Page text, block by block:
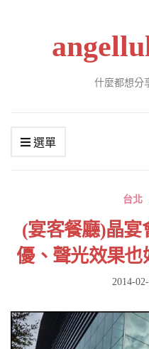
什麼都想分
選單
台北
(宴客餐廳)晶宴
優、聲光效果也
2014-